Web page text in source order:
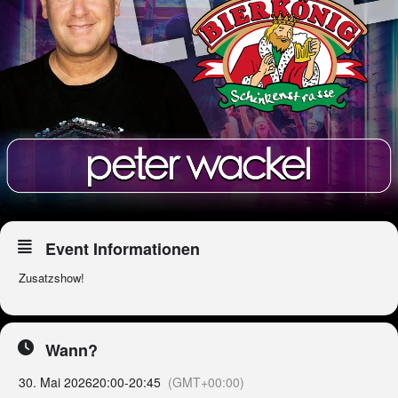
Event Informationen
Zusatzshow!
Wann?
30. Mai 202620:00-20:45 (GMT+00:00)